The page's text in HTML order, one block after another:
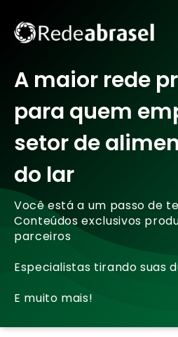
A maior rede
para quem
setor de
do lar
Você está a um passo de
Conteúdos exclusivos
parceiros
Especialistas tirando suas
E muito mais!